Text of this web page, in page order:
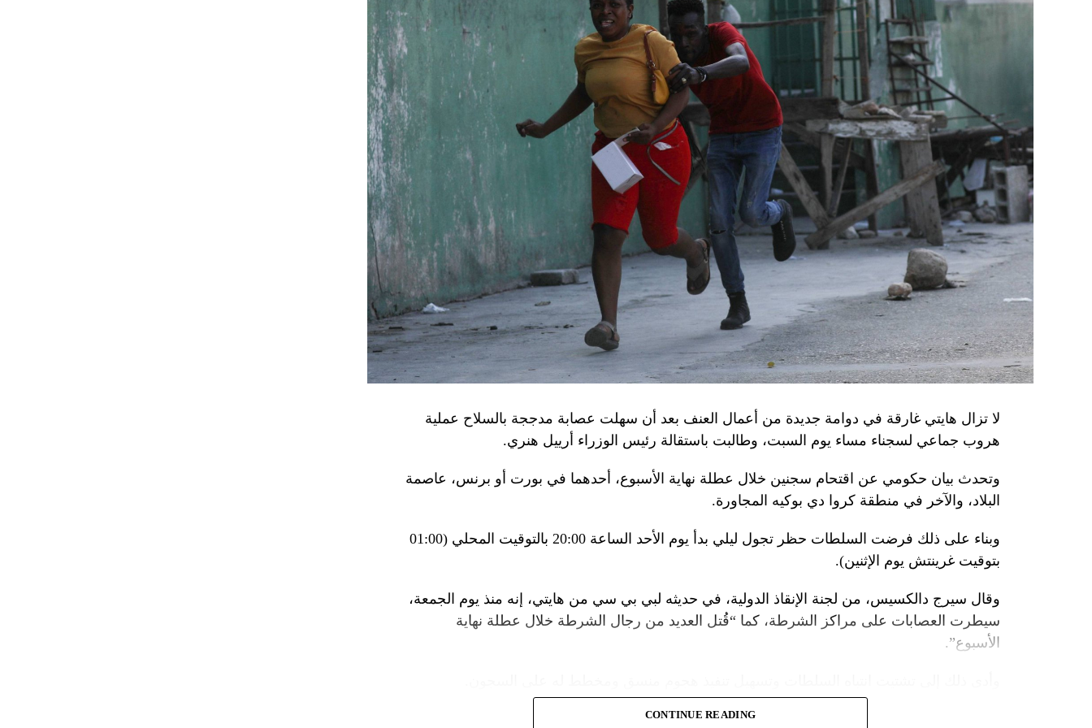
إطار هذا الحدث، تمّت إعادة نشر جزء من القوات ووسائل الطيران في مطار احتياطي»، لافتاً إلى أنّه
«فور إنجاز عملية الانتشار هذه، سنستعرض المسائل المتعلّقة بالاستعدادات لاستخدام الأسلحة النووية
غير الاستراتيجية».
وفي أوكرانيا، فكّكت أجهزة الأمن شبكة من العملاء التابعين لجهاز الأمن الفدرالي الروسي «كانوا
يعدّون لاغتيال الرئيس الأوكراني» فولوديمير زيلينسكي ومسؤولين كبار آخرين، مثل رئيس جهاز
الاستخبارات العسكرية كيريلو بودانوف، بناءً على أوامر من موسكو. وأوقفت الأجهزة الأوكرانية
ضابطَي أمن، مشيرةً إلى أن المشتبه فيهما اللذَين أوقفا «شخصان برتبة كولونيل» من جهاز الدولة
الأوكراني الذي يتولّى أمن المسؤولين الحكوميين.
وذكرت الأجهزة أن هذه الشبكة كانت «تحت إشراف» جهاز الأمن الفدرالي الروسي ويُشتبه في أن
المسؤولَين «نقلا معلومات سرّية» إلى روسيا، مؤكدةً أنهما كانا يُريدان تجنيد عسكريين «مقرّبين من
جهاز أمن» زيلينسكي بهدف «احتجازه كرهينة وقتله». وكشفت أجهزة الأمن الأوكرانية أن أحد أعضاء
هذه الشبكة حصل على مسيّرات ومتفجّرات.
من جهة أخرى، انتقد الرئيس الصيني شي جينبينغ في تصريحات لصحيفة «بوليتيكا» الصربية قبل وصوله
إلى العاصمة بلغراد، حلف «الناتو»، على خلفية قصفه «الفاضح» للسفارة الصينية في يوغوسلافيا عام
1999، محذّراً من أن بكين «لن تسمح قط بتكرار حدث تاريخي مأسوي كهذا».
واصطحب الرئيس الفرنسي إيمانويل ماكرون شي إلى منطقة البيرينيه الجبلية أمس، في اليوم الثاني
من زيارة دولة من شأنها أن تسمح بحوار مباشر عن الحرب في أوكرانيا والخلافات التجارية.
ووصل الزعيمان برفقة زوجتيهما بُعيد الظهر إلى جبل تورماليه، إحدى محطات الصعود في طواف
متراً.
وقصد ماكرون مطعماً جبليّاً يقع على ارتفاع كبير، حيث تناول الرئيسان مع زوجتيهما الغداء. وقدّم
ماكرون هناك هدايا لنظيره من بطانيات صوف من جبال البيرينيه، وزجاجة أرمانياك، وقبعات، وسروال
أصفر من سباق فرنسا للدرّاجات.
وقال ماكرون لشي: «أعلم أنك تُحبّ الرياضة… سنكون سعداء بوجود درّاجين صينيين في السباق».
وفي المقابل، وعد شي بأن يقوم بدعاية للحم الخنزير المحلّي قبل أن يؤكد «أحب الجبن كثيراً».
«هدنة أولمبية» دعا إليها ماكرون لمناسبة أولمبياد باريس هذا الصيف.
لا تزال هايتي غارقة في دوامة جديدة من أعمال العنف بعد أن سهلت عصابة مدججة بالسلاح عملية
هروب جماعي لسجناء مساء يوم السبت، وطالبت باستقالة رئيس الوزراء أرييل هنري.
وتحدث بيان حكومي عن اقتحام سجنين خلال عطلة نهاية الأسبوع، أحدهما في بورت أو برنس، عاصمة
البلاد، والآخر في منطقة كروا دي بوكيه المجاورة.
وبناء على ذلك فرضت السلطات حظر تجول ليلي بدأ يوم الأحد الساعة 20:00 بالتوقيت المحلي (01:00
بتوقيت غرينتش يوم الإثنين).
وقال سيرج دالكسيس، من لجنة الإنقاذ الدولية، في حديثه لبي بي سي من هايتي، إنه منذ يوم الجمعة،
سيطرت العصابات على مراكز الشرطة، كما “قُتل العديد من رجال الشرطة خلال عطلة نهاية
الأسبوع”.
CONTINUE READING